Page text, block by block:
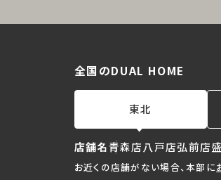
全国のDUAL HOME
東北
店舗名青森店八戸店弘前店
お近くの店舗がない場合、本部に